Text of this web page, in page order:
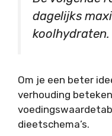
dagelijks
koolhydraten.
Om je een beter
verhouding
dieetschema’s.